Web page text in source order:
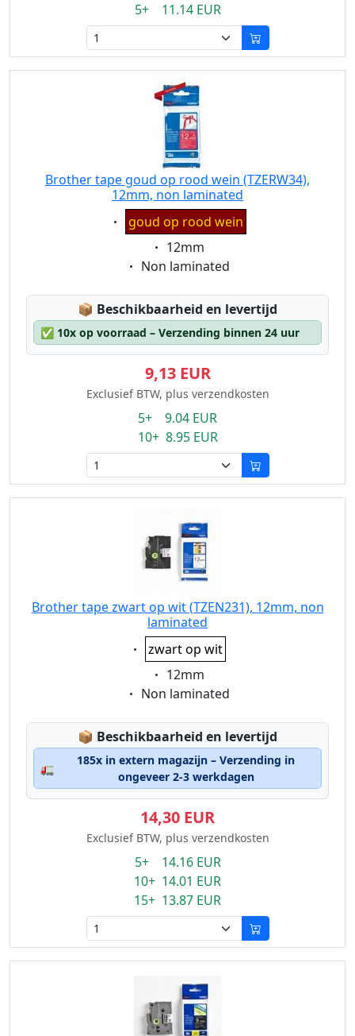
5+ 11.14 EUR
Brother tape goud op rood wein (TZERW34),
12mm, non laminated
Eigenschaft:
goud op rood wein
Eigenschaft:
12mm
Eigenschaft:
Non laminated
📦 Lagerstatus:
Beschikbaarheid en levertijd
✅ 10x op voorraad – Verzending binnen 24 uur
9,13 EUR
Exclusief BTW, plus verzendkosten
5+ 9.04 EUR
10+ 8.95 EUR
Brother tape zwart op wit (TZEN231), 12mm, non
laminated
Eigenschaft:
zwart op wit
Eigenschaft:
12mm
Eigenschaft:
Non laminated
📦 Lagerstatus:
Beschikbaarheid en levertijd
🚛
185x in extern magazijn – Verzending in
ongeveer 2-3 werkdagen
14,30 EUR
Exclusief BTW, plus verzendkosten
5+ 14.16 EUR
10+ 14.01 EUR
15+ 13.87 EUR